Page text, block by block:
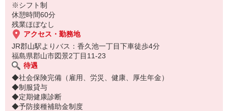
※シフト制
休憩時間60分
残業ほぼなし
アクセス・勤務地
JR郡山駅よりバス：香久池一丁目下車徒歩4分
福島県郡山市図景2丁目11-23
待遇
◆社会保険完備（雇用、労災、健康、厚生年金）
◆制服貸与
◆定期健康診断
◆予防接種補助金制度